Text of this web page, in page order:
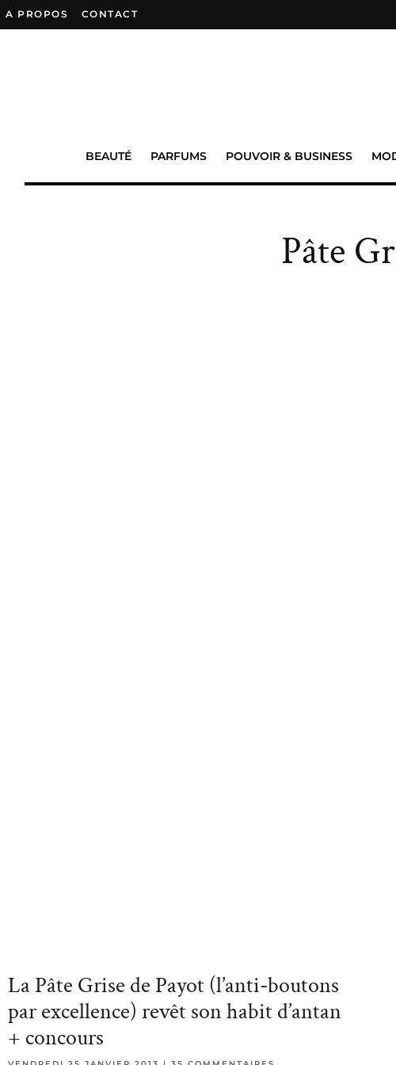
A PROPOS CONTACT
BEAUTÉ PARFUMS POUVOIR & BUSINESS
Pâte
La Pâte Grise de Payot (l’anti-boutons
par excellence) revêt son habit d’antan
+ concours